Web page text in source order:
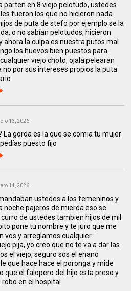
parten en 8 viejo pelotudo, ustedes
fueron los que no hicieron nada
de puta de stefo por ejemplo se la
o no sabían pelotudos, hicieron
ahora la culpa es nuestra putos mal
los huevos bien puestos para
viejo choto, ojala pelearan
no por sus intereses propios la puta
13, 2026
La gorda es la que se comia tu mujer
puesto fijo
14, 2026
ustedes a los femeninos y
noche pajeros de mierda eso se
de ustedes tambien hijos de mil
pone tu nombre y te juro que me
vos y arreglamos cualquier
pija, yo creo que no te va a dar las
el viejo, seguro sos el enano
que hace hace el poronga y mide
que el falopero del hijo esta preso y
en el hospital